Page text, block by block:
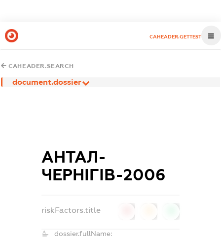
CAHEADER.GETTEST
CAHEADER.SEARCH
document.dossier
АНТАЛ-
ЧЕРНІГІВ-2006
riskFactors.title
dossier.fullName: